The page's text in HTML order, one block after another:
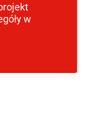
w